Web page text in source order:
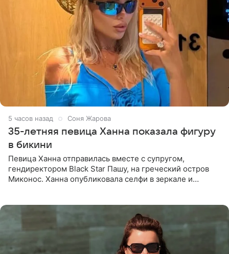
5 часов назад Соня Жарова
35-летняя певица Ханна показала фигуру
в бикини
Певица Ханна отправилась вместе с супругом,
гендиректором Black Star Пашу, на греческий остров
Миконос. Ханна опубликовала селфи в зеркале и